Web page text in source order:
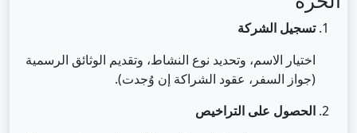
تسجيل الشركة
اختيار الاسم، وتحديد نوع النشاط، وتقديم الوثائق الرسمية
(جواز السفر، عقود الشراكة إن وُجدت).
الحصول على التراخيص